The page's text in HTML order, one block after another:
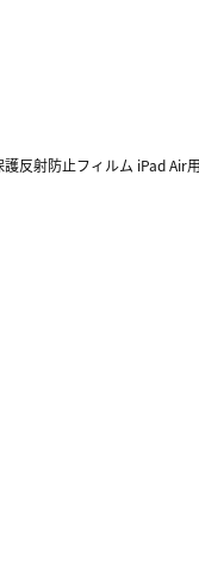
反射防止フィルム iPad Air